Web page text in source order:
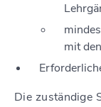
mit
Die zuständige